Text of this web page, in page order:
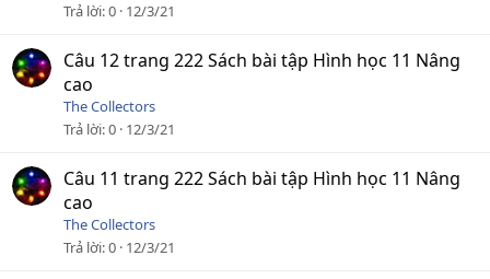
Trả lời 0 12/3/21
Câu 12 trang 222 Sách bài tập Hình học 11 Nâng
cao
The Collectors
Trả lời 0 12/3/21
Câu 11 trang 222 Sách bài tập Hình học 11 Nâng
cao
The Collectors
Trả lời 0 12/3/21